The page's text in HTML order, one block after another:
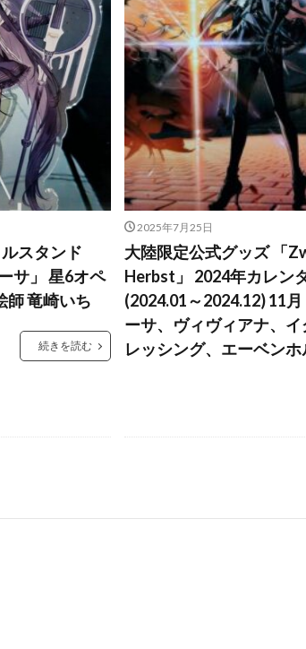
スタンド
サ」 星6オペ
師 竜崎いち
続きを読む
2025年7月25日
大陸限定公式グッズ 「
Herbst」 2024年カレン
(2024.01～2024.12) 11
ーサ、ヴィヴィアナ、イ
レッシング、エーベンホ